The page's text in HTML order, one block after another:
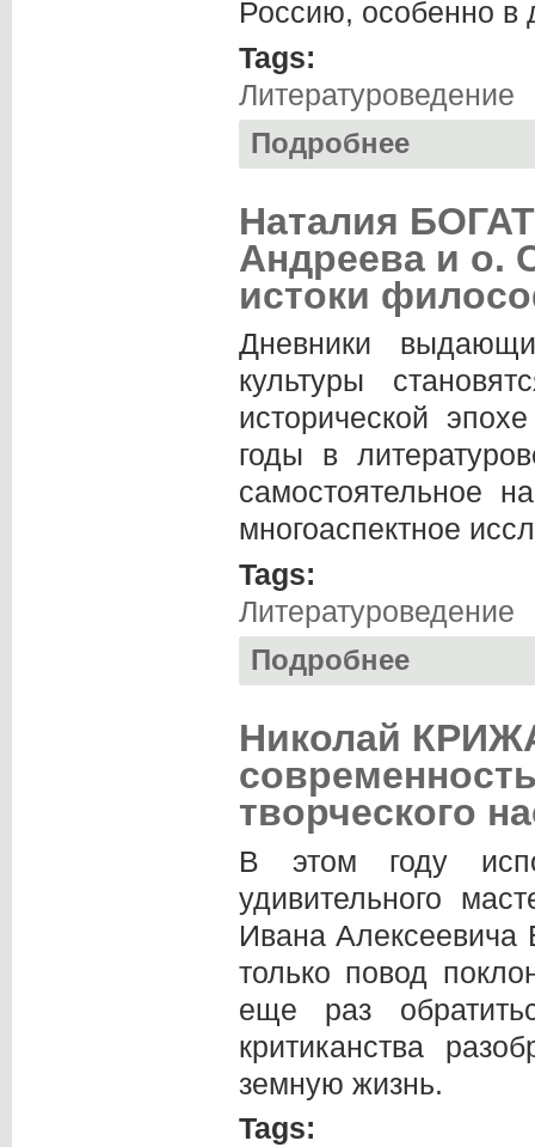
Россию, особенно в
Tags:
Литературоведение
Подробнее
Наталия
Андреева и о.
истоки
Дневники
культуры
исторической
годы в
самостоятельное
многоаспектное
Tags:
Литературоведение
Подробнее
Николай
творческого
В этом году
удивительного
Ивана
только повод
еще раз
критиканства
земную жизнь.
Tags: